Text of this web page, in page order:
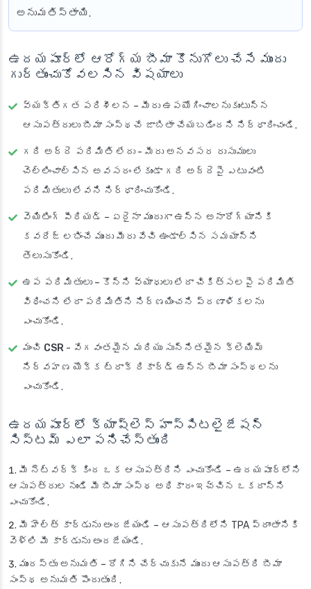
అనుమతిస్తాయి.
ఉదయపూర్‌లో ఆరోగ్య బీమా కొనుగోలు చేసే ముందు
గుర్తుంచుకోవలసిన విషయాలు
వ్యక్తిగత పరిశీలన – మీరు ఉపయోగించాలనుకుంటున్న
ఆసుపత్రులు బీమా సంస్థచే జాబితా చేయబడిందని నిర్ధారించండి.
గది అద్దె పరిమితి లేదు - మీరు అనవసర రుసుములు
చెల్లించాల్సిన అవసరం లేకుండా గది అద్దెపై ఎటువంటి
పరిమితులు లేవని నిర్ధారించుకోండి.
వెయిటింగ్ పీరియడ్ – ఏదైనా ముందుగా ఉన్న అనారోగ్యానికి
కవరేజ్ లభించే ముందు మీరు వేచి ఉండాల్సిన సమయాన్ని
తెలుసుకోండి.
ఉప పరిమితులు – కొన్ని వ్యాధులు లేదా చికిత్సలపై పరిమితి
విధించని లేదా పరిమితిని నిర్ణయించని ప్రణాళికలను
ఎంచుకోండి.
మంచి CSR - వేగవంతమైన మరియు సున్నితమైన క్లెయిమ్
నిర్వహణ యొక్క ట్రాక్ రికార్డ్ ఉన్న బీమా సంస్థలను
ఎంచుకోండి.
ఉదయపూర్‌లో క్యాష్‌లెస్ హాస్పిటలైజేషన్
సిస్టమ్ ఎలా పనిచేస్తుంది
మీ నెట్‌వర్క్ కింద ఒక ఆసుపత్రిని ఎంచుకోండి – ఉదయపూర్‌లోని
ఆసుపత్రుల నుండి మీ బీమా సంస్థ అధికారం ఇచ్చిన ఒకదాన్ని
ఎంచుకోండి.
మీ హెల్త్ కార్డును అందజేయండి – ఆసుపత్రిలోని TPA ప్రాంతానికి
వెళ్లి మీ కార్డును అందజేయండి.
ముందస్తు అనుమతి – రోగిని చేర్చుకునే ముందు ఆసుపత్రి బీమా
సంస్థ అనుమతి పొందుతుంది.